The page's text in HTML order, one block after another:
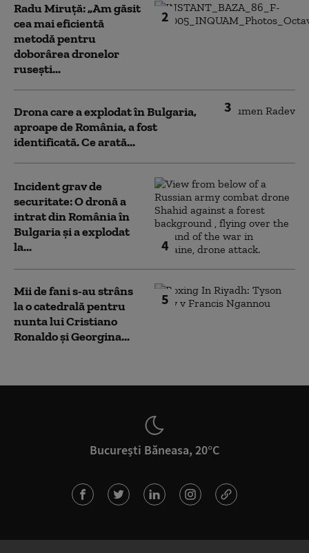
2
Radu Miruță: „Am găsit
cea mai eficientă
metodă pentru
doborârea dronelor
rusești...
3
Drona care a explodat în Bulgaria,
aproape de România, a fost
identificată. Ce arată...
4
Incident grav de
securitate: O dronă a
intrat din România în
Bulgaria şi a explodat
la...
5
Mii de fani s-au strâns
la o catedrală pentru
nunta lui Cristiano
Ronaldo şi Georgina...
București Băneasa, 20°C